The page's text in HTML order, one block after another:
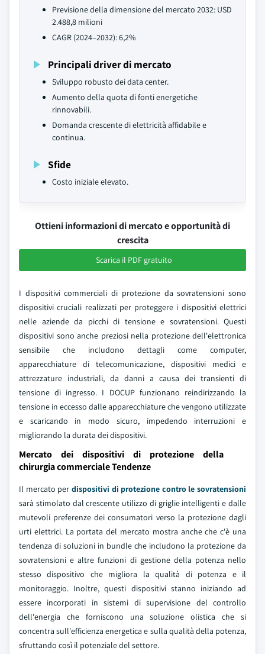
Previsione della dimensione del mercato 2032: USD
2.488,8 milioni
CAGR (2024–2032): 6,2%
Principali driver di mercato
Sviluppo robusto dei data center.
Aumento della quota di fonti energetiche
rinnovabili.
Domanda crescente di elettricità affidabile e
continua.
Sfide
Costo iniziale elevato.
Ottieni informazioni di mercato e opportunità di
crescita
Scarica il PDF gratuito
I dispositivi commerciali di protezione da sovratensioni sono
dispositivi cruciali realizzati per proteggere i dispositivi elettrici
nelle aziende da picchi di tensione e sovratensioni. Questi
dispositivi sono anche preziosi nella protezione dell'elettronica
sensibile che includono dettagli come computer,
apparecchiature di telecomunicazione, dispositivi medici e
attrezzature industriali, da danni a causa dei transienti di
tensione di ingresso. I DOCUP funzionano reindirizzando la
tensione in eccesso dalle apparecchiature che vengono utilizzate
e scaricando in modo sicuro, impedendo interruzioni e
migliorando la durata dei dispositivi.
Mercato dei dispositivi di protezione della
chirurgia commerciale Tendenze
Il mercato per dispositivi di protezione contro le sovratensioni
sarà stimolato dal crescente utilizzo di griglie intelligenti e dalle
mutevoli preferenze dei consumatori verso la protezione dagli
urti elettrici. La portata del mercato mostra anche che c'è una
tendenza di soluzioni in bundle che includono la protezione da
sovratensioni e altre funzioni di gestione della potenza nello
stesso dispositivo che migliora la qualità di potenza e il
monitoraggio. Inoltre, questi dispositivi stanno iniziando ad
essere incorporati in sistemi di supervisione del controllo
dell'energia che forniscono una soluzione olistica che si
concentra sull'efficienza energetica e sulla qualità della potenza,
sfruttando così il potenziale del settore.